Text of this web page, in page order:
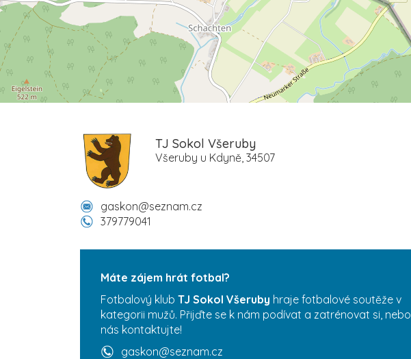
TJ Sokol Všeruby
Všeruby u Kdyně, 34507
gaskon@seznam.cz
379779041
Máte zájem hrát fotbal?
Fotbalový klub TJ Sokol Všeruby hraje fotbalové soutěže v
kategorii mužů. Přijďte se k nám podívat a zatrénovat si, nebo
nás kontaktujte!
gaskon@seznam.cz